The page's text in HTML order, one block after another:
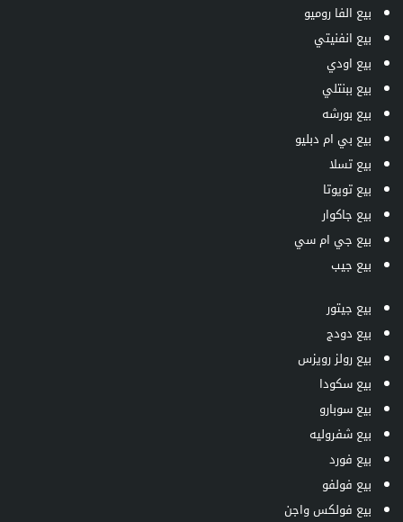
بيع الفا روميو
بيع انفنيتي
بيع اودي
بيع ببنتلي
بيع بورشه
بيع بي ام دبليو
بيع تسلا
بيع تويوتا
بيع جاكوار
بيع جي ام سي
بيع جيب
بيع جيتور
بيع دودج
بيع رولز رويزس
بيع سكودا
بيع سوبارو
بيع شفروليه
بيع فورد
بيع فولفو
بيع فولكس واجن